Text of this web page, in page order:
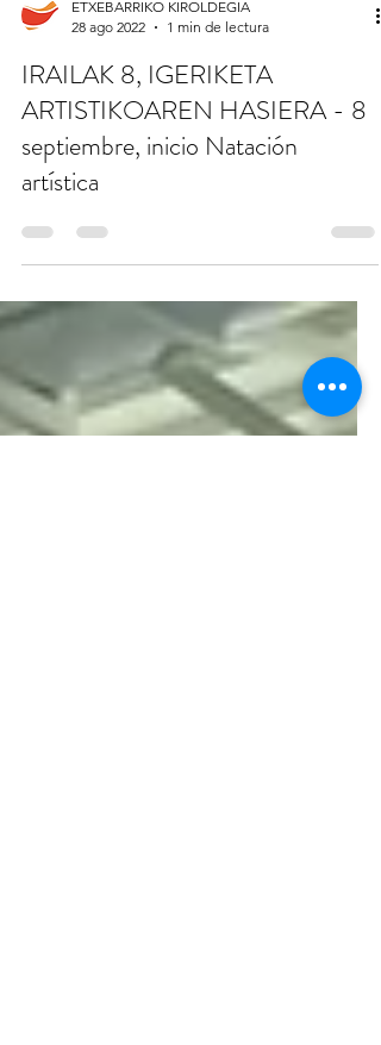
ETXEBARRIKO KIROLDEGIA
28 ago 2022
1 min de lectura
IRAILAK 8, IGERIKETA
ARTISTIKOAREN HASIERA - 8